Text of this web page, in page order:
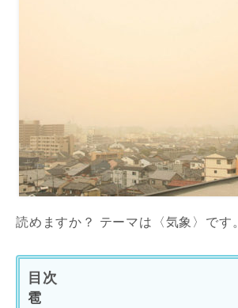
読めますか？ テーマは〈気象〉です。
目次
雹